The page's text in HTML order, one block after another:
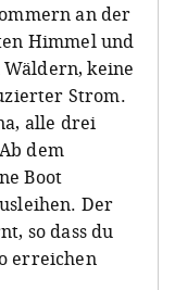
an der
Himmel und
keine
Strom.
alle drei
dem
Boot
Der
so dass du
erreichen